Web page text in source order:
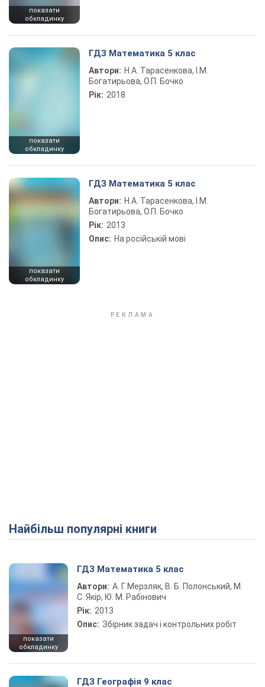
показати
обкладинку
показати
обкладинку
ГДЗ Математика 5 клас
Автори: Н.А. Тарасенкова, І.М.
Богатирьова, О.П. Бочко
Рік: 2018
показати
обкладинку
ГДЗ Математика 5 клас
Автори: Н.А. Тарасенкова, І.М.
Богатирьова, О.П. Бочко
Рік: 2013
Опис: На російській мові
Найбільш популярні книги
показати
обкладинку
ГДЗ Математика 5 клас
Автори: А. Г. Мерзляк, В. Б. Полонський, М.
С. Якір, Ю. М. Рабінович
Рік: 2013
Опис: Збірник задач і контрольних робіт
ГДЗ Географія 9 клас